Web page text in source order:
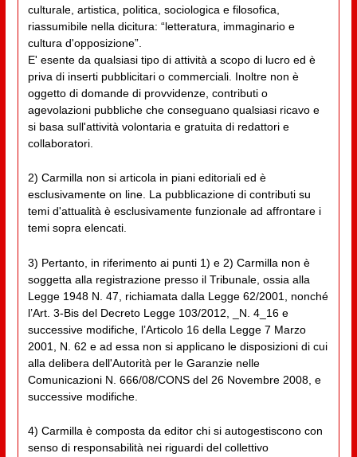
culturale, artistica, politica, sociologica e filosofica,
riassumibile nella dicitura: “letteratura, immaginario e
cultura d'opposizione”.
E' esente da qualsiasi tipo di attività a scopo di lucro ed è
priva di inserti pubblicitari o commerciali. Inoltre non è
oggetto di domande di provvidenze, contributi o
agevolazioni pubbliche che conseguano qualsiasi ricavo e
si basa sull'attività volontaria e gratuita di redattori e
collaboratori.
2) Carmilla non si articola in piani editoriali ed è
esclusivamente on line. La pubblicazione di contributi su
temi d'attualità è esclusivamente funzionale ad affrontare i
temi sopra elencati.
3) Pertanto, in riferimento ai punti 1) e 2) Carmilla non è
soggetta alla registrazione presso il Tribunale, ossia alla
Legge 1948 N. 47, richiamata dalla Legge 62/2001, nonché
l’Art. 3-Bis del Decreto Legge 103/2012, _N. 4_16 e
successive modifiche, l’Articolo 16 della Legge 7 Marzo
2001, N. 62 e ad essa non si applicano le disposizioni di cui
alla delibera dell'Autorità per le Garanzie nelle
Comunicazioni N. 666/08/CONS del 26 Novembre 2008, e
successive modifiche.
4) Carmilla è composta da editor chi si autogestiscono con
senso di responsabilità nei riguardi del collettivo